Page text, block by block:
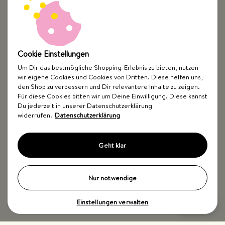
Top Kategorien
Just Spices
Impressum WiderrufsbelehrungDatenschutzBarrierefreiheit
Cookie Einstellungen
Um Dir das bestmögliche Shopping-Erlebnis zu bieten, nutzen
wir eigene Cookies und Cookies von Dritten. Diese helfen uns,
den Shop zu verbessern und Dir relevantere Inhalte zu zeigen.
Für diese Cookies bitten wir um Deine Einwilligung. Diese kannst
Du jederzeit in unserer Datenschutzerklärung
widerrufen. Datenschutzerklärung
Geht klar
Nur notwendige
Einstellungen verwalten